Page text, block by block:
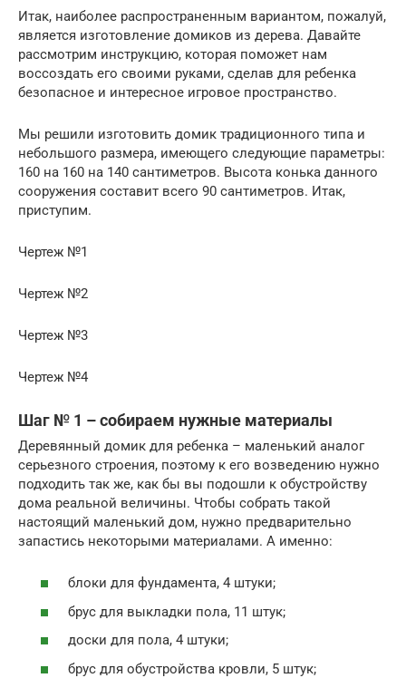
Итак, наиболее распространенным вариантом, пожалуй,
является изготовление домиков из дерева. Давайте
рассмотрим инструкцию, которая поможет нам
воссоздать его своими руками, сделав для ребенка
безопасное и интересное игровое пространство.
Мы решили изготовить домик традиционного типа и
небольшого размера, имеющего следующие параметры:
160 на 160 на 140 сантиметров. Высота конька данного
сооружения составит всего 90 сантиметров. Итак,
приступим.
Чертеж №1
Чертеж №2
Чертеж №3
Чертеж №4
Шаг № 1 – собираем нужные материалы
Деревянный домик для ребенка – маленький аналог
серьезного строения, поэтому к его возведению нужно
подходить так же, как бы вы подошли к обустройству
дома реальной величины. Чтобы собрать такой
настоящий маленький дом, нужно предварительно
запастись некоторыми материалами. А именно:
блоки для фундамента, 4 штуки;
брус для выкладки пола, 11 штук;
доски для пола, 4 штуки;
брус для обустройства кровли, 5 штук;